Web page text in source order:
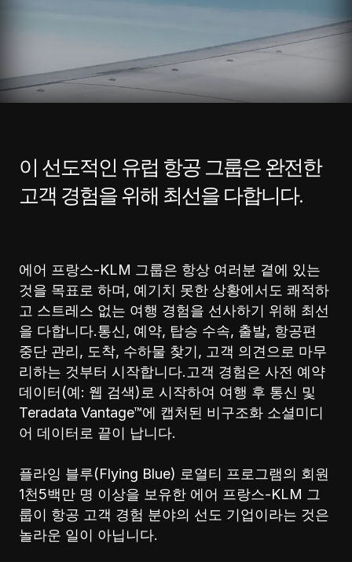
이 선도적인 유럽 항공 그룹은 완전한
고객 경험을 위해 최선을 다합니다.
에어 프랑스-KLM 그룹은 항상 여러분 곁에 있는
것을 목표로 하며, 예기치 못한 상황에서도 쾌적하
고 스트레스 없는 여행 경험을 선사하기 위해 최선
을 다합니다.통신, 예약, 탑승 수속, 출발, 항공편
중단 관리, 도착, 수하물 찾기, 고객 의견으로 마무
리하는 것부터 시작합니다.고객 경험은 사전 예약
데이터(예: 웹 검색)로 시작하여 여행 후 통신 및
Teradata Vantage™에 캡처된 비구조화 소셜미디
어 데이터로 끝이 납니다.
플라잉 블루(Flying Blue) 로열티 프로그램의 회원
1천5백만 명 이상을 보유한 에어 프랑스-KLM 그
룹이 항공 고객 경험 분야의 선도 기업이라는 것은
놀라운 일이 아닙니다.